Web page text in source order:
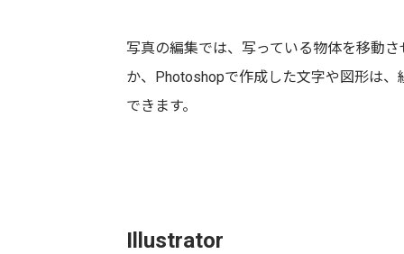
写真の編集では、写っている物体を移動
か、Photoshopで作成した文字や図形は
できます。
Illustrator